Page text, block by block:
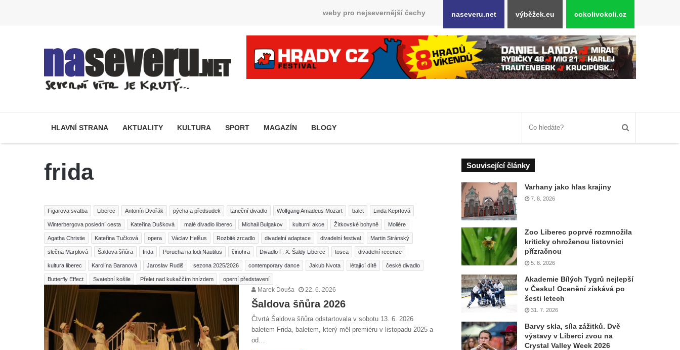
weby pro nejsevernější čechy naseveru.net výběžek.eu cokolivokoli.cz
HLAVNÍ STRANA AKTUALITY KULTURA SPORT MAGAZÍN BLOGY
frida
Figarova svatba Liberec Antonín Dvořák pýcha a předsudek taneční divadlo Wolfgang Amadeus Mozart balet Linda Keprtová
Winterbergova poslední cesta Kateřina Dušková malé divadlo liberec Michail Bulgakov kulturní akce Žítkovské bohyně Molière
Agatha Christie Kateřina Tučková opera Václav Helšus Rozbité zrcadlo divadelní adaptace divadelní festival Martin Stránský
slečna Marplová Šaldova šňůra frida Porucha na lodi Nautilus činohra Divadlo F. X. Šaldy Liberec tosca divadelní recenze
kultura liberec Karolína Baranová Jaroslav Rudiš sezona 2025/2026 contemporary dance Jakub Nvota létající dítě české divadlo
Butterfly Effect Svatební košile Přelet nad kukaččím hnízdem operní představení
Marek Douša 22. 6. 2026
Šaldova šňůra 2026
Čtvrtá Šaldova šňůra odstartovala v sobotu 13. 6. 2026
baletem Frida, baletem, který měl premiéru v listopadu 2025 a
od…
Související články
Varhany jako hlas krajiny
7. 8. 2026
Zoo Liberec poprvé rozmnožila
kriticky ohroženou listovnici
přízračnou
5. 8. 2026
Akademie Bílých Tygrů nejlepší
v Česku! Ocenění získává po
šesti letech
31. 7. 2026
Barvy skla, síla zážitků. Dvě
výstavy v Liberci zvou na
Crystal Valley Week 2026